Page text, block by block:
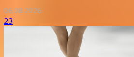
06.08.2026
23